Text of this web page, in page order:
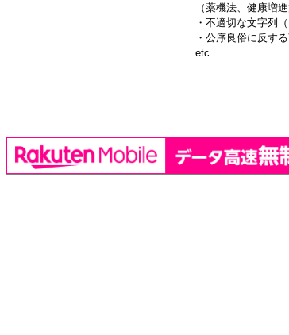
（薬機法、健康増
・不適切な文字列
・公序良俗に反す
etc.